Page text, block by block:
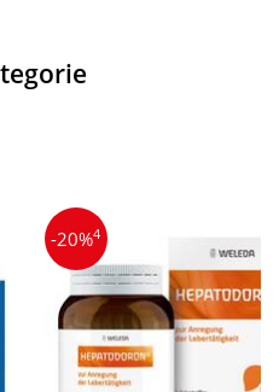
-20%4